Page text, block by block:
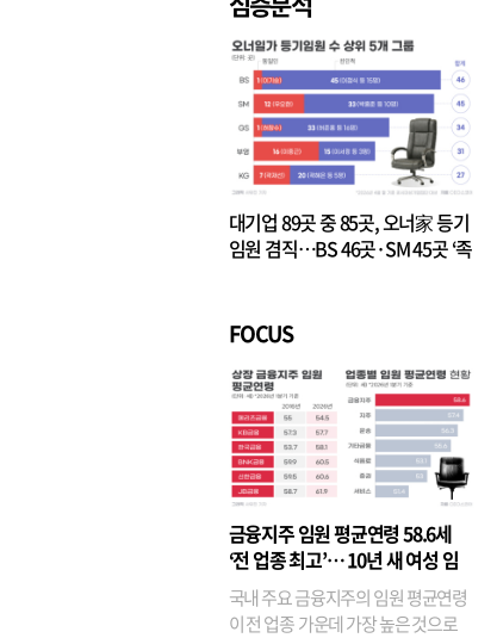
대기업 89곳 중 85곳, 오너家 등기
임원 겸직…BS 46곳·SM 45곳 ‘족
FOCUS
금융지주 임원 평균연령 58.6세
‘전 업종 최고’… 10년 새 여성 임
원은 14배 껑충
국내 주요 금융지주의 임원 평균연령
이 전 업종 가운데 가장 높은 것으로